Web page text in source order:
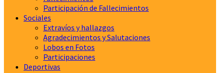
Participación de Fallecimientos
Sociales
Extravíos y hallazgos
Agradecimientos y Salutaciones
Lobos en Fotos
Participaciones
Deportivas